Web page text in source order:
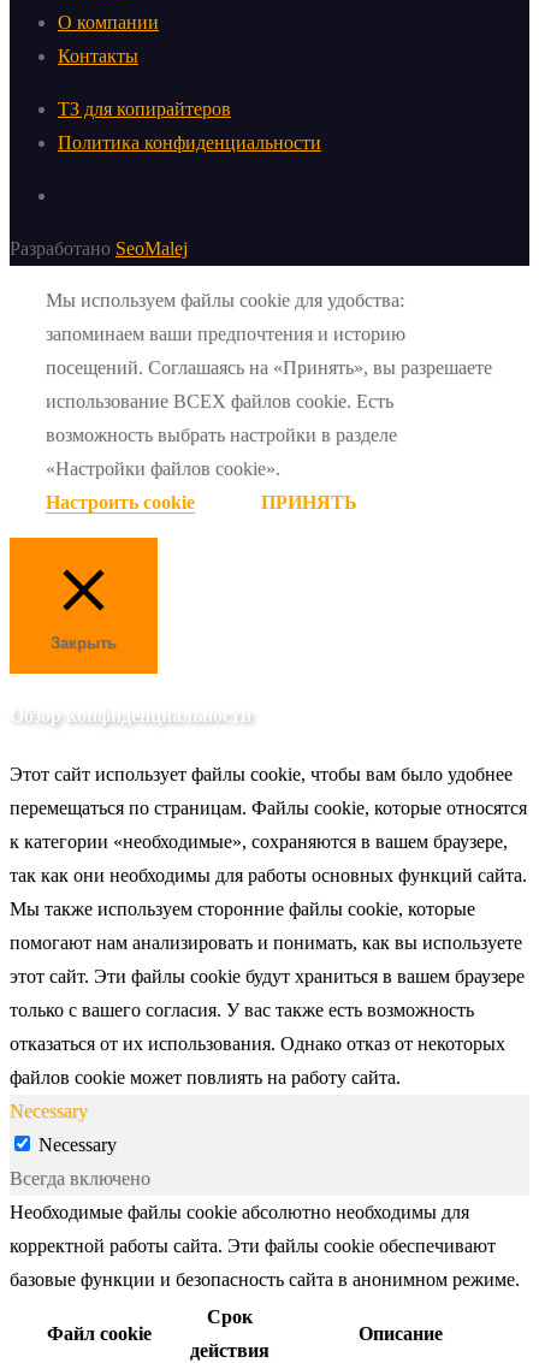
О компании
Контакты
ТЗ для копирайтеров
Политика конфиденциальности
Разработано SeoMalej
Мы используем файлы cookie для удобства:
запоминаем ваши предпочтения и историю
посещений. Соглашаясь на «Принять», вы разрешаете
использование ВСЕХ файлов cookie. Есть
возможность выбрать настройки в разделе
«Настройки файлов cookie».
Настроить cookie
ПРИНЯТЬ
Закрыть
Обзор конфиденциальности
Этот сайт использует файлы cookie, чтобы вам было удобнее
перемещаться по страницам. Файлы cookie, которые относятся
к категории «необходимые», сохраняются в вашем браузере,
так как они необходимы для работы основных функций сайта.
Мы также используем сторонние файлы cookie, которые
помогают нам анализировать и понимать, как вы используете
этот сайт. Эти файлы cookie будут храниться в вашем браузере
только с вашего согласия. У вас также есть возможность
отказаться от их использования. Однако отказ от некоторых
файлов cookie может повлиять на работу сайта.
Necessary
Necessary
Всегда включено
Необходимые файлы cookie абсолютно необходимы для
корректной работы сайта. Эти файлы cookie обеспечивают
базовые функции и безопасность сайта в анонимном режиме.
Файл cookie
Срок
действия
Описание